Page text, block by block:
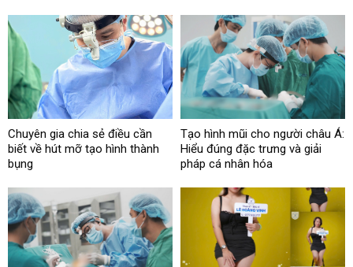
Chuyên gia chia sẻ điều cần
biết về hút mỡ tạo hình thành
bụng
Tạo hình mũi cho người châu Á:
Hiểu đúng đặc trưng và giải
pháp cá nhân hóa